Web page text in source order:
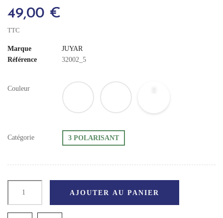
49,00 €
TTC
Marque
JUYAR
Référence
32002_5
Couleur
Catégorie 3 POLARISANT
AJOUTER AU PANIER